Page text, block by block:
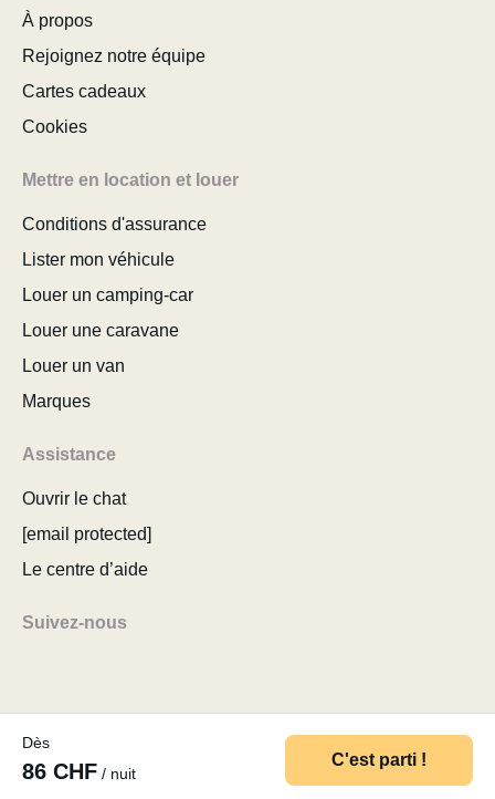
Dès
86 CHF / nuit
C'est parti !
À propos
Rejoignez notre équipe
Cartes cadeaux
Cookies
Mettre en location et louer
Conditions d'assurance
Lister mon véhicule
Louer un camping-car
Louer une caravane
Louer un van
Marques
Assistance
Ouvrir le chat
[email protected]
Le centre d’aide
Suivez-nous
© 2026 MyCamper AG
Conditions d’utilisation
Politique de confidentialité
Mentions légales